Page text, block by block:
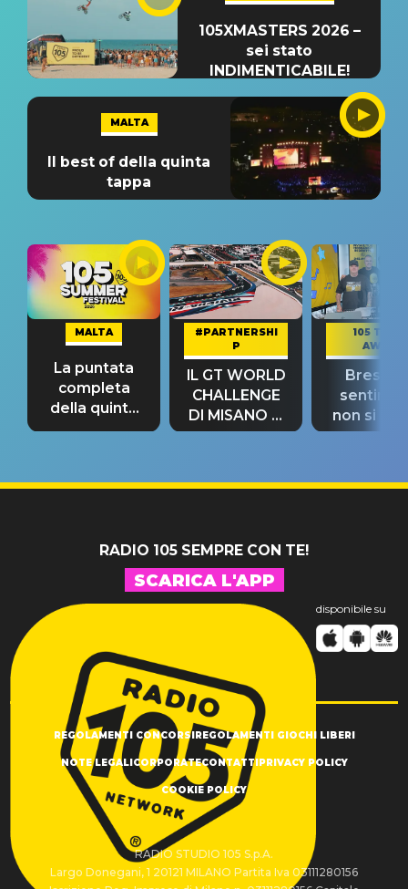
105XMASTERS 2026 –
sei stato
INDIMENTICABILE!
MALTA
Il best of della quinta
tappa
MALTA
La puntata
completa
della quinta
tappa
#PARTNERSHI
P
IL GT WORLD
CHALLENGE
DI MISANO si
riconferma
105 TAKE
AWAY
Bresh:
non si
fino alla
RADIO 105 SEMPRE CON TE!
SCARICA L'APP
disponibile su
REGOLAMENTI CONCORSI REGOLAMENTI GIOCHI LIBERI
NOTE LEGALI CORPORATECONTATTI PRIVACY POLICY
COOKIE POLICY
RADIO STUDIO 105 S.p.A.
Largo Donegani, 1 20121 MILANO Partita Iva 03111280156